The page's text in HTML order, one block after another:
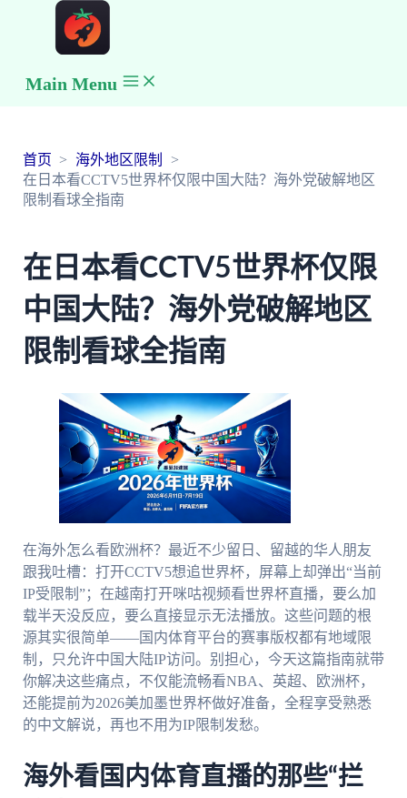
Main Menu
首页
海外地区限制
在日本看CCTV5世界杯仅限中国大陆？海外党破解地区
限制看球全指南
在日本看CCTV5世界杯仅限
中国大陆？海外党破解地区
限制看球全指南
在海外怎么看欧洲杯？最近不少留日、留越的华人朋友
跟我吐槽：打开CCTV5想追世界杯，屏幕上却弹出“当前
IP受限制”；在越南打开咪咕视频看世界杯直播，要么加
载半天没反应，要么直接显示无法播放。这些问题的根
源其实很简单——国内体育平台的赛事版权都有地域限
制，只允许中国大陆IP访问。别担心，今天这篇指南就带
你解决这些痛点，不仅能流畅看NBA、英超、欧洲杯，
还能提前为2026美加墨世界杯做好准备，全程享受熟悉
的中文解说，再也不用为IP限制发愁。
海外看国内体育直播的那些“拦